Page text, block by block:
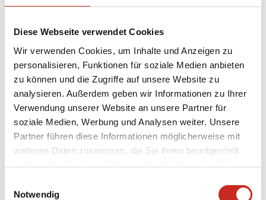
Diese Webseite verwendet Cookies
Wir verwenden Cookies, um Inhalte und Anzeigen zu
personalisieren, Funktionen für soziale Medien anbieten
zu können und die Zugriffe auf unsere Website zu
analysieren. Außerdem geben wir Informationen zu Ihrer
Verwendung unserer Website an unsere Partner für
soziale Medien, Werbung und Analysen weiter. Unsere
Partner führen diese Informationen möglicherweise mit
weiteren Daten zusammen, die Sie ihnen bereitgestellt
haben oder die sie im Rahmen Ihrer Nutzung der Dienste
Notwendig
nehmen können! Zum Beispiel bei Sahar und
Shiraz. Tauchen Sie zusammen in die Küche ein,
um verschiedene iranische Gerichte
zuzubereiten, darunterfesenjan, die Spezialität
aus Shiraz, zubereitet mit Hühnchen in einer
Sauce aus Walnüssen und Granatapfel. Aber
auchkalam polo(Reis mit kleinen
Hackbällchen und frittierter Kohl) und chelo
(Safranreis mit goldener Kruste) stehen auf
dem Menü.